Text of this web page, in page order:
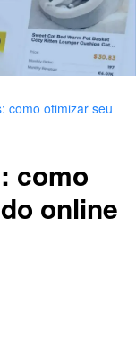
como otimizar seu
como
online